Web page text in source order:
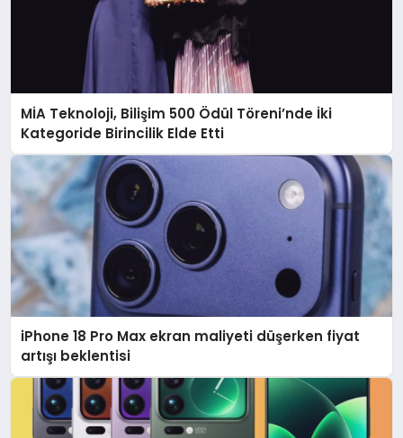
MİA Teknoloji, Bilişim 500 Ödül Töreni’nde İki
Kategoride Birincilik Elde Etti
iPhone 18 Pro Max ekran maliyeti düşerken fiyat
artışı beklentisi